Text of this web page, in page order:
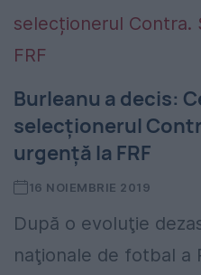
Burleanu a decis:
selecționerul
urgență la FRF
16 NOIEMBRIE 2019
După o evoluţie
naţionale de fotbal a